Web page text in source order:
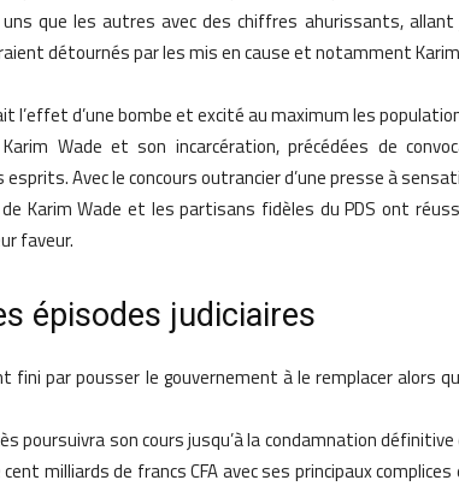
que les autres avec des chiffres ahurissants, allant
détournés par les mis en cause et notamment
d’une bombe et excité au maximum les
Wade et son incarcération, précédées de
Avec le concours outrancier d’une presse à
Karim Wade et les partisans fidèles du PDS ont
faveur.
épisodes judiciaires
fini par pousser le gouvernement à le remplacer alors
poursuivra son cours jusqu’à la condamnation définitive
milliards de francs CFA avec ses principaux